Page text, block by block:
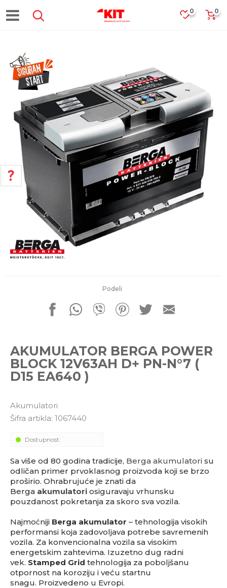
0
0
Podeli
AKUMULATOR BERGA POWER
BLOCK 12V63AH D+ PN-N°7 (
D15 EA640 )
Akumulatori
Šifra artikla: 1067440
Dostupnost:
Sa više od 80 godina tradicije, Berga akumulatori su
odličan primer prvoklasnog proizvoda koji se brzo
proširio. Ohrabrujuće je znati da
Berga akumulatori osiguravaju vrhunsku
pouzdanost pokretanja za skoro sva vozila.
Najmoćniji Berga akumulator – tehnologija visokih
performansi koja zadovoljava potrebe savremenih
vozila. Za konvencionalna vozila sa visokim
energetskim zahtevima. Izuzetno dug radni
vek. Stamped Grid tehnologija za poboljšanu
otpornost na koroziju i veću startnu
snagu. Proizvedeno u Evropi.
POMOĆ PRI KUPOVINI
Za više informacija, pomoć i
porudžbine
011 4427900
Radno vreme
Pišite nam
office@kitcommerce.rs